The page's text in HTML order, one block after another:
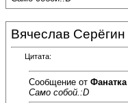
Вячеслав Серёгин
Цитата:
Сообщение от Фанатка
Само собой.:D